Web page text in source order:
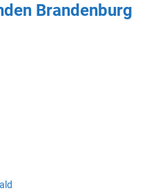
Brandenburg